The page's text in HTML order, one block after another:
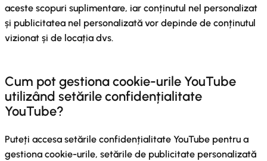
aceste scopuri suplimentare, iar conținutul nel personalizat
și publicitatea nel personalizată vor depinde de conținutul
vizionat și de locația dvs.
Cum pot gestiona cookie-urile YouTube
utilizând setările confidențialitate
YouTube?
Puteți accesa setările confidențialitate YouTube pentru a
gestiona cookie-urile, setările de publicitate personalizată